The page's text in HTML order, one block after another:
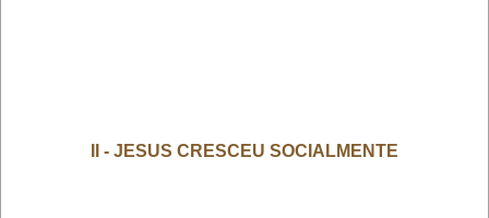
II - JESUS CRESCEU SOCIALMENTE